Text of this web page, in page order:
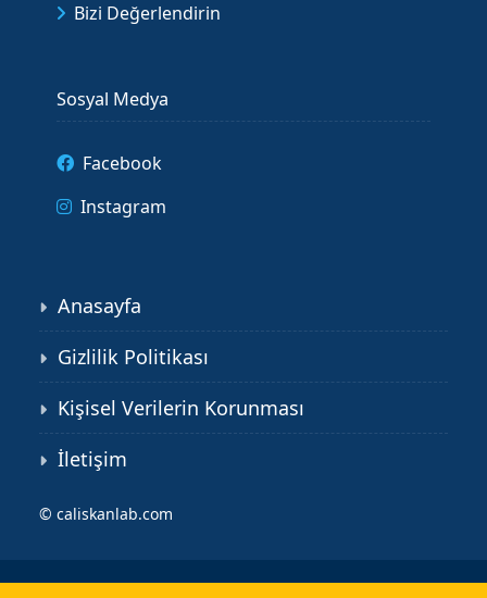
Bizi Değerlendirin
Sosyal Medya
Facebook
Instagram
Anasayfa
Gizlilik Politikası
Kişisel Verilerin Korunması
İletişim
© caliskanlab.com